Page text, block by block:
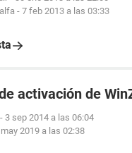
- 7 feb 2013 a las 03:33
activación de
- 3 sep 2014 a las 06:04
2019 a las 02:38